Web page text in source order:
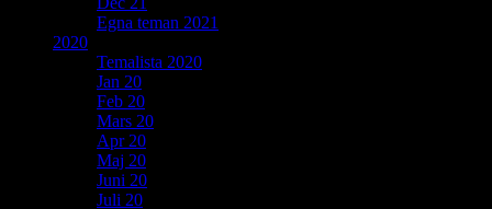
Egna teman 2021
2020
Temalista 2020
Jan 20
Feb 20
Mars 20
Apr 20
Maj 20
Juni 20
Juli 20